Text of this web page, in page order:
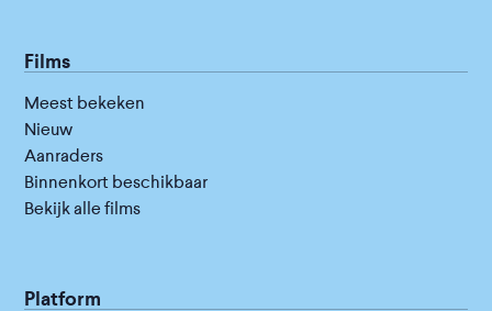
Films
Meest bekeken
Nieuw
Aanraders
Binnenkort beschikbaar
Bekijk alle films
Platform